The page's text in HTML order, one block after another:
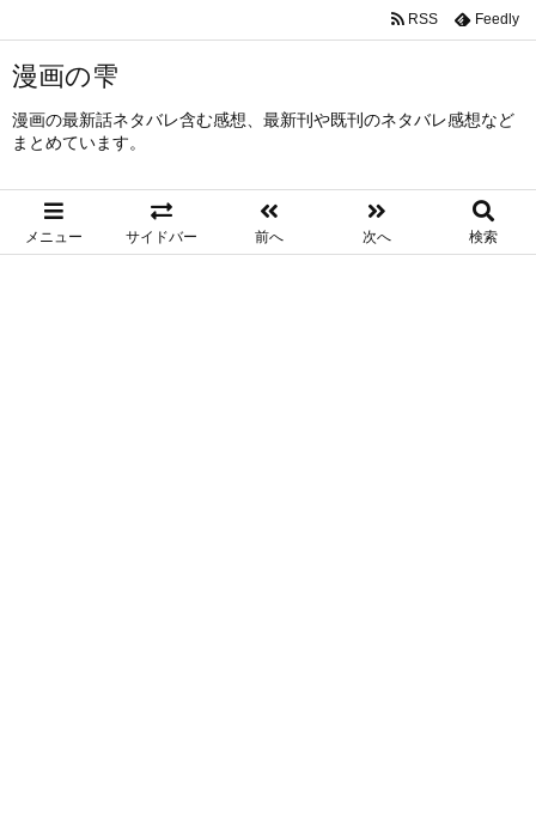
漫画の雫
漫画の最新話ネタバレ含む感想、最新刊や既刊のネタバレ感想など
まとめています。
メニュー サイドバー 前へ 次へ 検索
RSS Feedly